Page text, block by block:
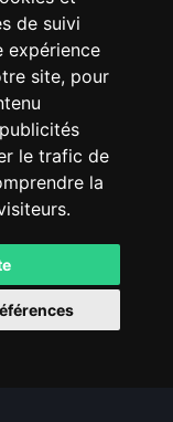
de suivi
expérience
site, pour
le trafic de
la